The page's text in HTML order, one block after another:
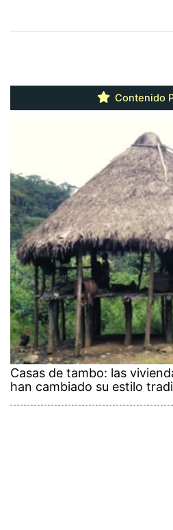
Contenido
Casas de tambo: las
han cambiado su estilo